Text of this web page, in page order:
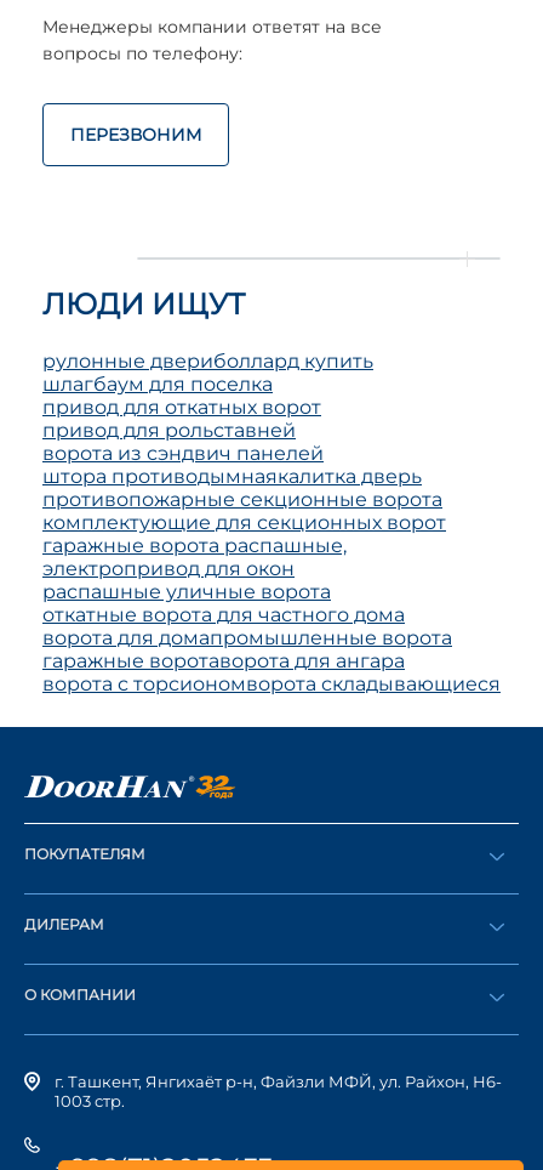
Менеджеры компании ответят на все
вопросы по телефону:
ПЕРЕЗВОНИМ
ЛЮДИ ИЩУТ
рулонные двериболлард купить
шлагбаум для поселка
привод для откатных ворот
привод для рольставней
ворота из сэндвич панелей
штора противодымнаякалитка дверь
противопожарные секционные ворота
комплектующие для секционных ворот
гаражные ворота распашные,
электропривод для окон
распашные уличные ворота
откатные ворота для частного дома
ворота для домапромышленные ворота
гаражные воротаворота для ангара
ворота с торсиономворота складывающиеся
ПОКУПАТЕЛЯМ
Оформить заказ
Каталог
ДИЛЕРАМ
Стать дилером
О КОМПАНИИ
История компании
г. Ташкент, Янгихаёт р-н, Файзли МФЙ, ул. Райхон, Н6-
1003 стр.